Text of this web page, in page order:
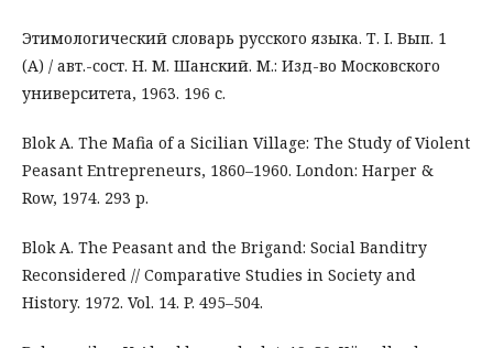
Этимологический словарь русского языка. Т. I. Вып. 1
(А) / авт.-сост. Н. М. Шанский. М.: Изд-во Московского
университета, 1963. 196 с.
Blok A. The Mafia of a Sicilian Village: The Study of Violent
Peasant Entrepreneurs, 1860–1960. London: Harper &
Row, 1974. 293 p.
Blok A. The Peasant and the Brigand: Social Banditry
Reconsidered // Comparative Studies in Society and
History. 1972. Vol. 14. P. 495–504.